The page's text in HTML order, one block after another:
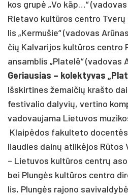
kos grupė „Vo kāp…“
Rie­ta­vo kultū­ros cent­ro
lis „Ker­mu­šie“ (va­do­vas
čių Kal­va­ri­jos kultū­ros cent­ro
an­samb­lis „Pla­telē“ (va­do­vas
Ge­riau­sias – ko­lek­ty­vas
Išs­kir­ti­nes že­mai­čių kraš­to
fes­ti­va­lio da­ly­vių, ver­ti­no
va­do­vau­ja­ma Lie­tu­vos
Klaipė­dos fa­kul­te­to
liau­dies dainų at­likė­jos Rūtos
– Lie­tu­vos kultū­ros centrų
bei Plungės kultū­ros cent­ro
lis, Plungės ra­jo­no